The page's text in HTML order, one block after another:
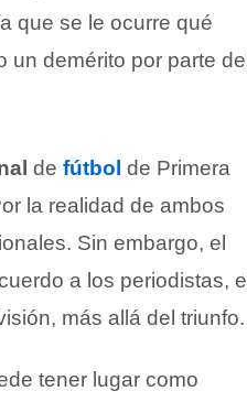
que se le ocurre qué
demérito por parte del
de fútbol de Primera
la realidad de ambos
Sin embargo, el
a los periodistas, el
más allá del triunfo.
tener lugar como